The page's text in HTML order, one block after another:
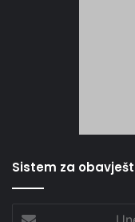
Sistem za